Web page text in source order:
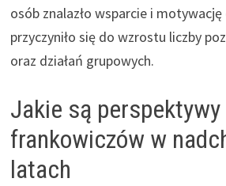
osób znalazło wsparcie i motywację
przyczyniło się do wzrostu liczby
oraz działań grupowych.
Jakie są perspektywy
frankowiczów w
latach